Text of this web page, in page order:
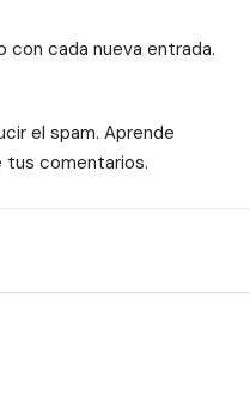
con cada nueva entrada.
el spam. Aprende
tus comentarios.